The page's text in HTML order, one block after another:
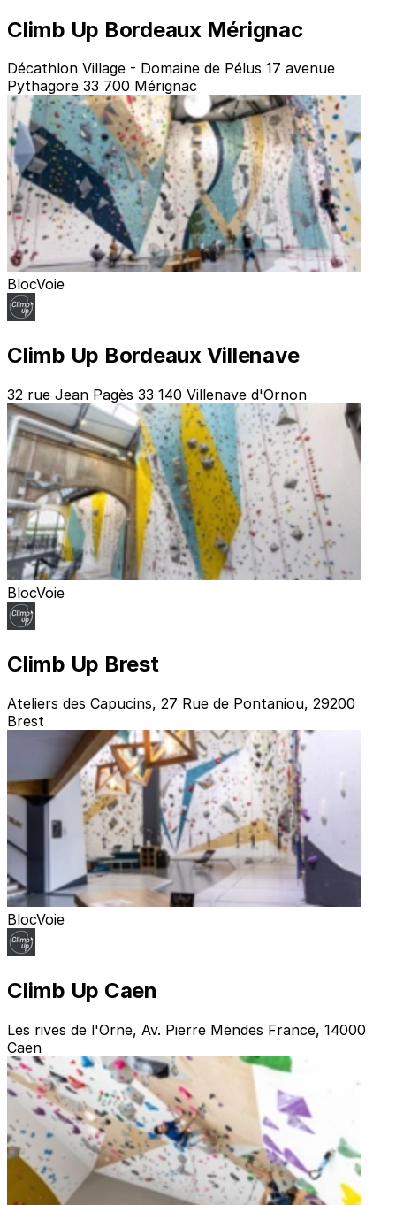
Climb Up Bordeaux Mérignac
Décathlon Village - Domaine de Pélus 17 avenue
Pythagore 33 700 Mérignac
BlocVoie
Climb Up Bordeaux Villenave
32 rue Jean Pagès 33 140 Villenave d'Ornon
BlocVoie
Climb Up Brest
Ateliers des Capucins, 27 Rue de Pontaniou, 29200
Brest
BlocVoie
Climb Up Caen
Les rives de l'Orne, Av. Pierre Mendes France, 14000
Caen